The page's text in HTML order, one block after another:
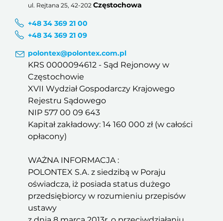
ul. Rejtana 25, 42-202 Częstochowa
+48 34 369 21 00
+48 34 369 21 09
polontex@polontex.com.pl
KRS 0000094612 - Sąd Rejonowy w
Częstochowie
XVII Wydział Gospodarczy Krajowego
Rejestru Sądowego
NIP 577 00 09 643
Kapitał zakładowy: 14 160 000 zł (w całości
opłacony)
WAŻNA INFORMACJA :
POLONTEX S.A. z siedzibą w Poraju
oświadcza, iż posiada status dużego
przedsiębiorcy w rozumieniu przepisów
ustawy